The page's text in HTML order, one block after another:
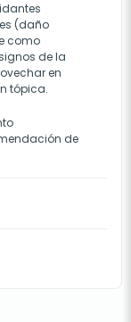
(daño
como
de la
en
tópica.
de